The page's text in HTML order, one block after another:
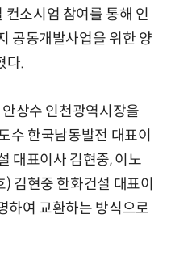
소시엄 참여를 통해 인
공동개발사업을 위한 양
다.
상수 인천광역시장을
수 한국남동발전 대표이
대표이사 김현중, 이노
김현중 한화건설 대표이
하여 교환하는 방식으로